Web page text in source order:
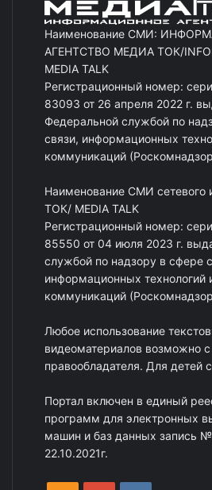
Наименование СМИ:
АГЕНТСТВО МЕДИА ТОК/
MEDIA TALK
Регистрационный номер:
83093 от 26 апреля 2022 г.
Федеральной службой по
связи, информационных
коммуникаций
Наименование СМИ
ТОК/ MEDIA TALK
Регистрационный номер:
85550 от 04 июля 2023 г.
службой по надзору в сфере
информационных технологий
коммуникаций
Любое использование
видеоматериалов возможно с
правообладателя. Для детей
Портал включен в единый
программ для электронных
машин и баз данных запись
22.10.2021г.